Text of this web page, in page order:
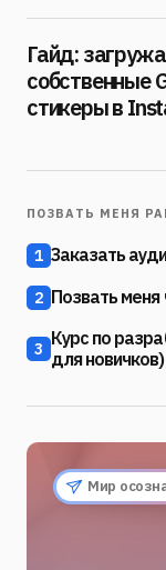
Гайд:
собственные
стикеры в
ПОЗВАТЬ МЕНЯ
1 Заказать
2 Позвать
3 Курс по
для новичков)
Мир